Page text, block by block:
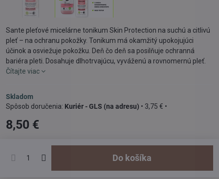
Sante pleťové micelárne tonikum Skin Protection na suchú a citlivú
pleť – na ochranu pokožky. Tonikum má okamžitý upokojujúci
účinok a osviežuje pokožku. Deň čo deň sa posilňuje ochranná
bariéra pleti. Dosahuje dlhotrvajúcu, vyváženú a rovnomernú pleť.
Čítajte viac
Skladom
Kuriér - GLS (na adresu) • 3,75 € •
8,50 €
Do košíka